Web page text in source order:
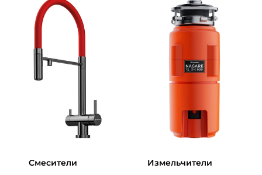
Смесители Измельчители